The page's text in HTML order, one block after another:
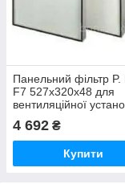
Панельний фільтр P.
F7 527x320x48 для
вентиляційної
Ventus
4 692 ₴
Купити